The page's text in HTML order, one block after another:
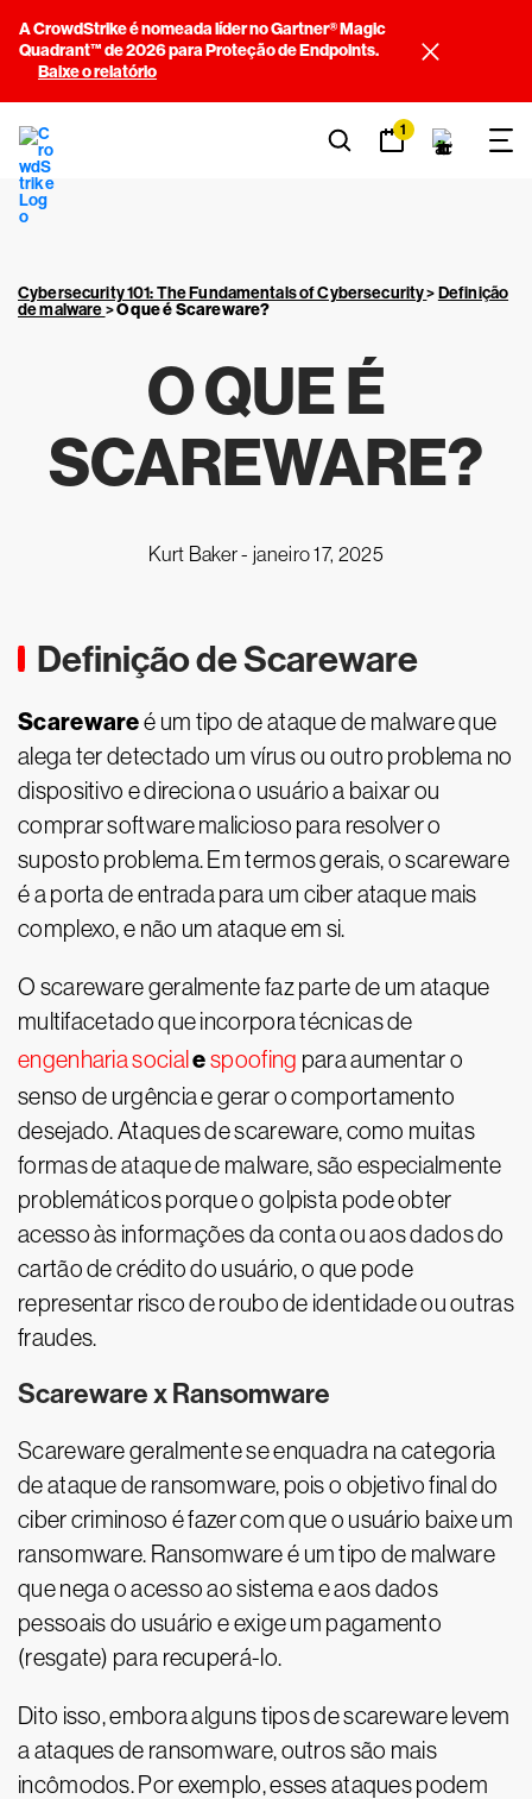
A CrowdStrike é nomeada líder no Gartner® Magic
Quadrant™ de 2026 para Proteção de Endpoints.
Baixe o relatório
1
Cybersecurity 101: The Fundamentals of Cybersecurity>Definição
de malware>O que é Scareware?
O QUE É
SCAREWARE?
Kurt Baker - janeiro 17, 2025
Definição de Scareware
Scarewareé um tipo de ataque de malware que
alega ter detectado um vírus ou outro problema no
dispositivo e direciona o usuário a baixar ou
comprar software malicioso para resolver o
suposto problema. Em termos gerais, o scareware
é a porta de entrada para um ciber ataque mais
complexo, e não um ataque em si.
O scareware geralmente faz parte de um ataque
multifacetado que incorpora técnicas de
engenharia social espoofing para aumentar o
senso de urgência e gerar o comportamento
desejado. Ataques de scareware, como muitas
formas de ataque de malware, são especialmente
problemáticos porque o golpista pode obter
acesso às informações da conta ou aos dados do
cartão de crédito do usuário, o que pode
representar risco de roubo de identidade ou outras
fraudes.
Scareware x Ransomware
Scareware geralmente se enquadra na categoria
de ataque de ransomware, pois o objetivo final do
ciber criminoso é fazer com que o usuário baixe um
ransomware. Ransomware é um tipo de malware
que nega o acesso ao sistema e aos dados
pessoais do usuário e exige um pagamento
(resgate) para recuperá-lo.
Dito isso, embora alguns tipos de scareware levem
a ataques de ransomware, outros são mais
incômodos. Por exemplo, esses ataques podem